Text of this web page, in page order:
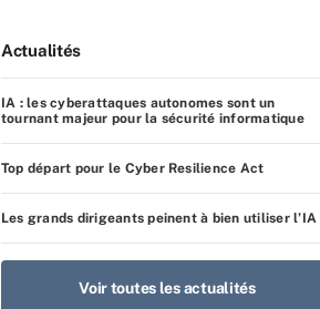
Actualités
IA : les cyberattaques autonomes sont un
tournant majeur pour la sécurité informatique
Top départ pour le Cyber Resilience Act
Les grands dirigeants peinent à bien utiliser l’IA
Voir toutes les actualités